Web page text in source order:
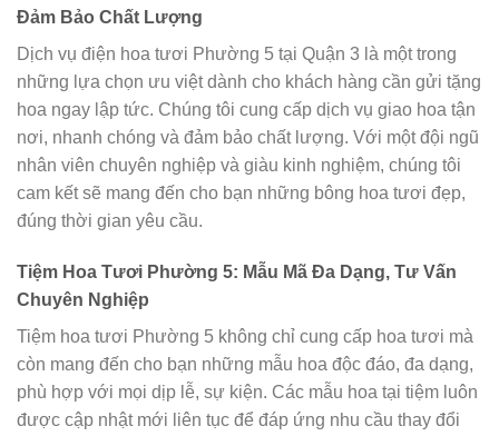
Đảm Bảo Chất Lượng
Dịch vụ điện hoa tươi Phường 5 tại Quận 3 là một trong
những lựa chọn ưu việt dành cho khách hàng cần gửi tặng
hoa ngay lập tức. Chúng tôi cung cấp dịch vụ giao hoa tận
nơi, nhanh chóng và đảm bảo chất lượng. Với một đội ngũ
nhân viên chuyên nghiệp và giàu kinh nghiệm, chúng tôi
cam kết sẽ mang đến cho bạn những bông hoa tươi đẹp,
đúng thời gian yêu cầu.
Tiệm Hoa Tươi Phường 5: Mẫu Mã Đa Dạng, Tư Vấn
Chuyên Nghiệp
Tiệm hoa tươi Phường 5 không chỉ cung cấp hoa tươi mà
còn mang đến cho bạn những mẫu hoa độc đáo, đa dạng,
phù hợp với mọi dịp lễ, sự kiện. Các mẫu hoa tại tiệm luôn
được cập nhật mới liên tục để đáp ứng nhu cầu thay đổi